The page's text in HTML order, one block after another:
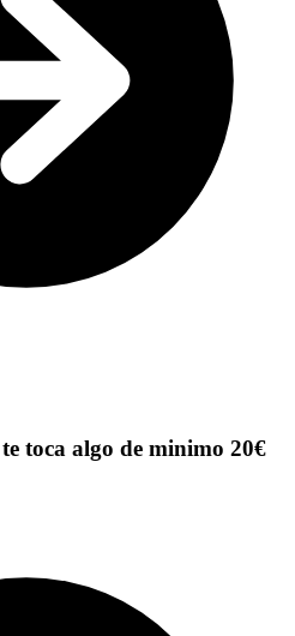
toca algo de minimo 20€